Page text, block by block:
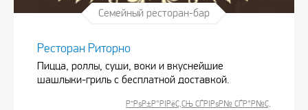
Семейный ресторан-бар
Ресторан Риторно
Пицца, роллы, суши, воки и вкуснейшие
шашлыки-гриль с бесплатной доставкой.
Р”РѕР±Р°РІРёС‚СЊ СЃРІРѕР№ СЃР°Р№С‚